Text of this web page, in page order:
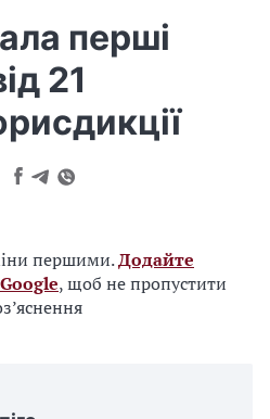
перші
21
першими.Додайте
, щоб не пропустити